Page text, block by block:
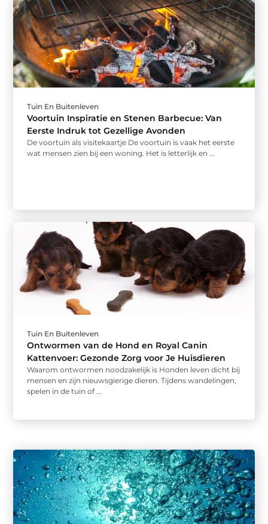
Tuin En Buitenleven
Voortuin Inspiratie en Stenen Barbecue: Van
Eerste Indruk tot Gezellige Avonden
De voortuin als visitekaartje De voortuin is vaak het eerste
wat mensen zien bij een woning. Het is letterlijk en ...
Tuin En Buitenleven
Ontwormen van de Hond en Royal Canin
Kattenvoer: Gezonde Zorg voor Je Huisdieren
Waarom ontwormen noodzakelijk is Honden leven dicht bij
mensen en zijn nieuwsgierige dieren. Tijdens wandelingen,
spelen in de tuin of ...